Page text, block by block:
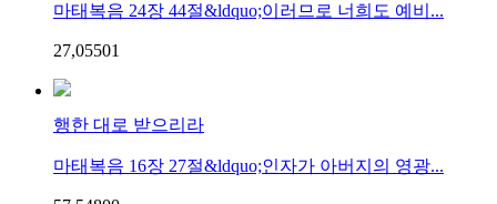
마태복음 24장 44절&ldquo;이러므로 너희도 예비...
27,05501
행한 대로 받으리라
마태복음 16장 27절&ldquo;인자가 아버지의 영광...